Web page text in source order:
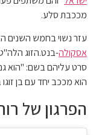
סלע.
נשוי בחמש השנים
-בנט.הזוג הלה"טבי
עליהם בשם: "הוא גם
מככב יחד עם בן זוגו
של